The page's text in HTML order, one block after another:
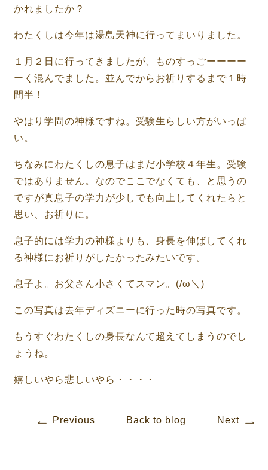
かれましたか？
わたくしは今年は湯島天神に行ってまいりました。
１月２日に行ってきましたが、ものすっごーーーー
ーく混んでました。並んでからお祈りするまで１時
間半！
やはり学問の神様ですね。受験生らしい方がいっぱ
い。
ちなみにわたくしの息子はまだ小学校４年生。受験
ではありません。なのでここでなくても、と思うの
ですが真息子の学力が少しでも向上してくれたらと
思い、お祈りに。
息子的には学力の神様よりも、身長を伸ばしてくれ
る神様にお祈りがしたかったみたいです。
息子よ。お父さん小さくてスマン。 (/ω＼)
この写真は去年ディズニーに行った時の写真です。
もうすぐわたくしの身長なんて超えてしまうのでし
ょうね。
嬉しいやら悲しいやら・・・・
Back to blog
Previous Next